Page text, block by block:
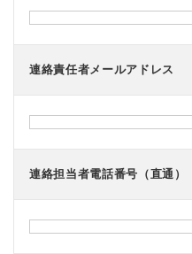
連絡責任者メールアドレス
連絡担当者電話番号（直通）